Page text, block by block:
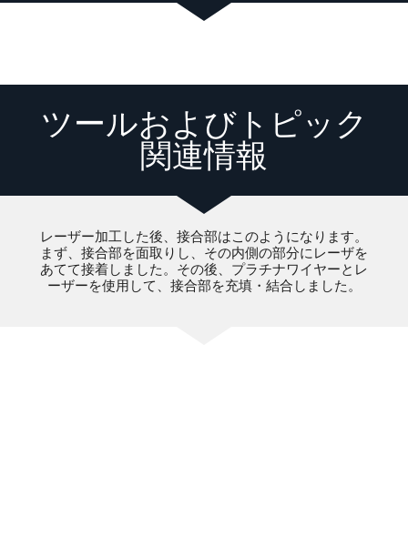
ツールおよびトピック
関連情報
レーザー加工した後、接合部はこのようになります。
まず、接合部を面取りし、その内側の部分にレーザを
あてて接着しました。その後、プラチナワイヤーとレ
ーザーを使用して、接合部を充填・結合しました。